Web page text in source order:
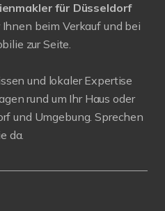
für Düsseldorf
beim Verkauf und bei
zur Seite.
und lokaler Expertise
rund um Ihr Haus oder
und Umgebung. Sprechen
da.